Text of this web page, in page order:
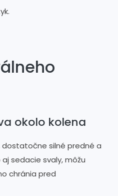
okolo kolena
dostatočne silné predné a
sedacie svaly, môžu
chránia pred